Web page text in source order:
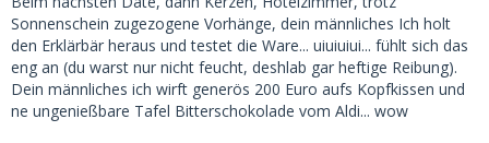
Sonnenschein zugezogene Vorhänge, dein männliches Ich holt
den Erklärbär heraus und testet die Ware... uiuiuiui... fühlt sich das
eng an (du warst nur nicht feucht, deshlab gar heftige Reibung).
Dein männliches ich wirft generös 200 Euro aufs Kopfkissen und
ne ungenießbare Tafel Bitterschokolade vom Aldi... wow